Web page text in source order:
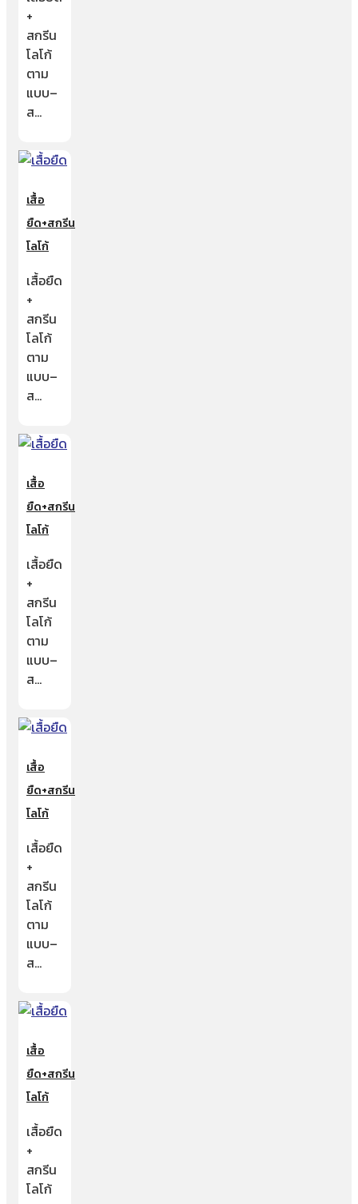
+
สกรีน
โลโก้
ตาม
แบบ–
ส…
เสื้อ
ยืด+สกรีน
โลโก้
เสื้อยืด
+
สกรีน
โลโก้
ตาม
แบบ–
ส…
เสื้อ
ยืด+สกรีน
โลโก้
เสื้อยืด
+
สกรีน
โลโก้
ตาม
แบบ–
ส…
เสื้อ
ยืด+สกรีน
โลโก้
เสื้อยืด
+
สกรีน
โลโก้
ตาม
แบบ–
ส…
เสื้อ
ยืด+สกรีน
โลโก้
เสื้อยืด
+
สกรีน
โลโก้